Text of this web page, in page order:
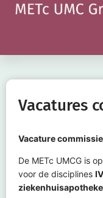
Vacatures
Vacature
De METc UMCG is
voor de disciplines